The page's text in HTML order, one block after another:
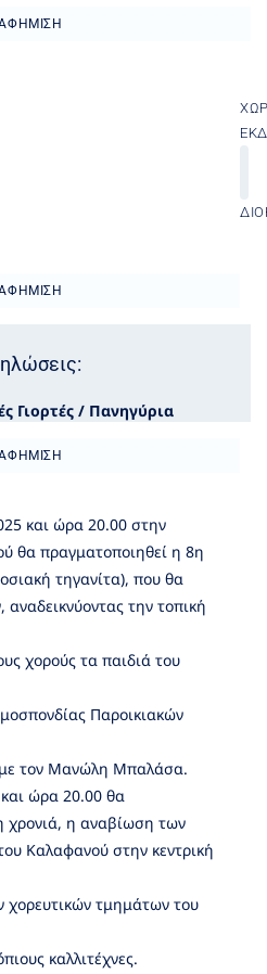
Γιορτές / Πανηγύρια
και ώρα 20.00 στην
θα πραγματοποιηθεί η 8η
τηγανίτα), που θα
αναδεικνύοντας την τοπική
χορούς τα παιδιά του
Παροικιακών
τον Μανώλη Μπαλάσα.
και ώρα 20.00 θα
χρονιά, η αναβίωση των
Καλαφανού στην κεντρική
χορευτικών τμημάτων του
καλλιτέχνες.